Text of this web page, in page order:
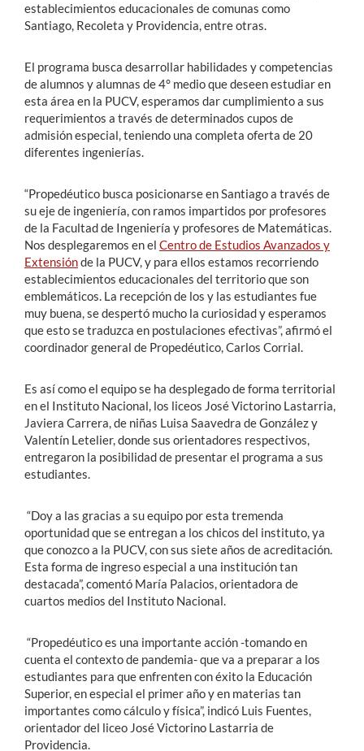
establecimientos educacionales de comunas como
Santiago, Recoleta y Providencia, entre otras.
El programa busca desarrollar habilidades y competencias
de alumnos y alumnas de 4° medio que deseen estudiar en
esta área en la PUCV, esperamos dar cumplimiento a sus
requerimientos a través de determinados cupos de
admisión especial, teniendo una completa oferta de 20
diferentes ingenierías.
“Propedéutico busca posicionarse en Santiago a través de
su eje de ingeniería, con ramos impartidos por profesores
de la Facultad de Ingeniería y profesores de Matemáticas.
Nos desplegaremos en el Centro de Estudios Avanzados y
Extensiónde la PUCV, y para ellos estamos recorriendo
establecimientos educacionales del territorio que son
emblemáticos. La recepción de los y las estudiantes fue
muy buena, se despertó mucho la curiosidad y esperamos
que esto se traduzca en postulaciones efectivas”, afirmó el
coordinador general de Propedéutico, Carlos Corrial.
Es así como el equipo se ha desplegado de forma territorial
en el Instituto Nacional, los liceos José Victorino Lastarria,
Javiera Carrera, de niñas Luisa Saavedra de González y
Valentín Letelier, donde sus orientadores respectivos,
entregaron la posibilidad de presentar el programa a sus
estudiantes.
“Doy a las gracias a su equipo por esta tremenda
oportunidad que se entregan a los chicos del instituto, ya
que conozco a la PUCV, con sus siete años de acreditación.
Esta forma de ingreso especial a una institución tan
destacada”, comentó María Palacios, orientadora de
cuartos medios del Instituto Nacional.
“Propedéutico es una importante acción -tomando en
cuenta el contexto de pandemia- que va a preparar a los
estudiantes para que enfrenten con éxito la Educación
Superior, en especial el primer año y en materias tan
importantes como cálculo y física”, indicó Luis Fuentes,
orientador del liceo José Victorino Lastarria de
Providencia.